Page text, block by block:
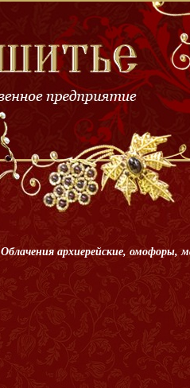
Облачения архиерейские, омофоры,